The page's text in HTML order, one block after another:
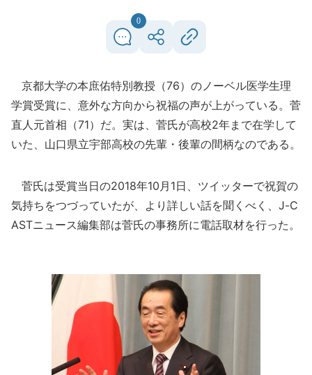
0
京都大学の本庶佑特別教授（76）のノーベル医学生理
学賞受賞に、意外な方向から祝福の声が上がっている。菅
直人元首相（71）だ。実は、菅氏が高校2年まで在学して
いた、山口県立宇部高校の先輩・後輩の間柄なのである。
菅氏は受賞当日の2018年10月1日、ツイッターで祝賀の
気持ちをつづっていたが、より詳しい話を聞くべく、J-C
ASTニュース編集部は菅氏の事務所に電話取材を行った。